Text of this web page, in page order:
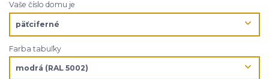
Vaše číslo domu je
Farba tabuľky